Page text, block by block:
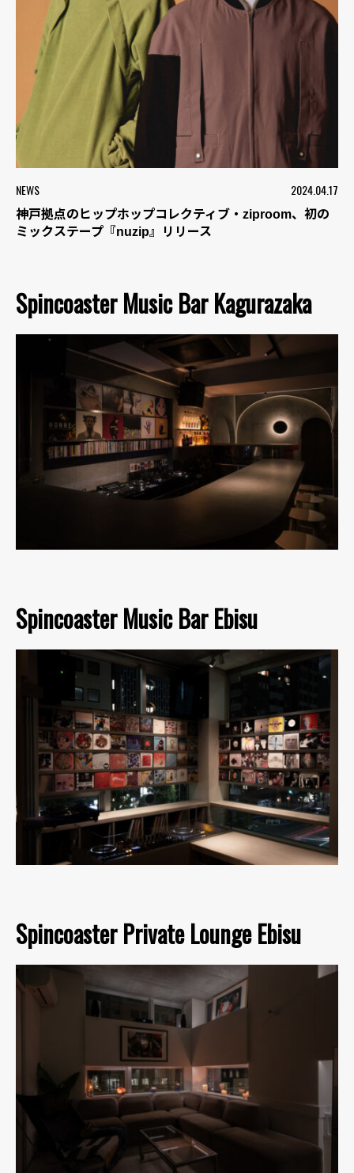
NEWS 2024.04.17
神戸拠点のヒップホップコレクティブ・ziproom、初の
ミックステープ『nuzip』リリース
Spincoaster Music Bar Kagurazaka
Spincoaster Music Bar Ebisu
Spincoaster Private Lounge Ebisu